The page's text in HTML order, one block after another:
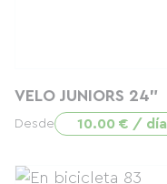
VELO JUNIORS 24"
Desde 10.00 € / día